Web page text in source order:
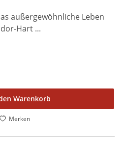
außergewöhnliche Leben
Hart ...
Warenkorb
Merken